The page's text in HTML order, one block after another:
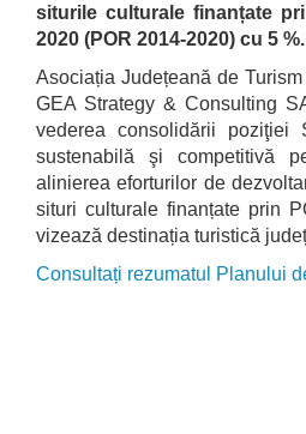
siturile culturale finanțate
2020 (POR 2014-2020) cu 5 %.
Asociația Județeană de
GEA Strategy & Consulting
vederea consolidării
sustenabilă şi competitivă
alinierea eforturilor de
situri culturale finanțate prin
vizează destinația turistică
Consultați rezumatul Planului